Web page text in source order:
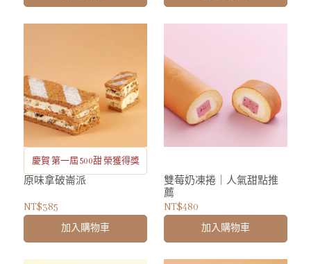
慶賀 第一屆 500甜 榮獲得獎
原味拿破崙派
NT$385
加入購物車
雙莓奶凍捲｜人氣甜點推
薦
NT$480
加入購物車